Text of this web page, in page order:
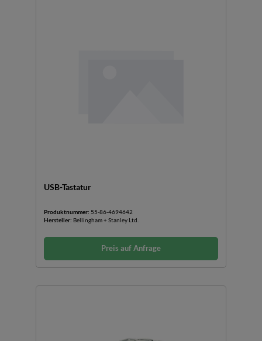
USB-Tastatur
Produktnummer: 55-86-4694642
Hersteller: Bellingham + Stanley Ltd.
Preis auf Anfrage